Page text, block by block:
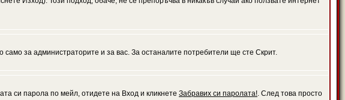
за администраторите и за вас. За останалите потребители ще сте Скрит.
си парола по мейл, отидете на Вход и кликнете Забравих си паролата!. След това просто